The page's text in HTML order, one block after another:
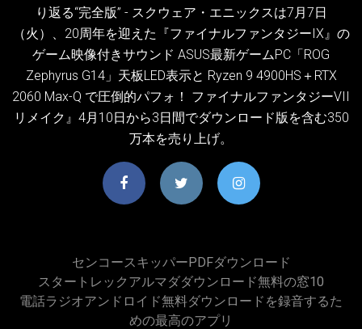
り返る“完全版” - スクウェア・エニックスは7月7日
（火）、20周年を迎えた『ファイナルファンタジーIX』の
ゲーム映像付きサウンド ASUS最新ゲームPC「ROG
Zephyrus G14」天板LED表示と Ryzen 9 4900HS＋RTX
2060 Max-Q で圧倒的パフォ！ ファイナルファンタジーVII
リメイク』4月10日から3日間でダウンロード版を含む350
万本を売り上げ。
センコースキッパーPDFダウンロード
スタートレックアルマダダウンロード無料の窓10
電話ラジオアンドロイド無料ダウンロードを録音するた
めの最高のアプリ